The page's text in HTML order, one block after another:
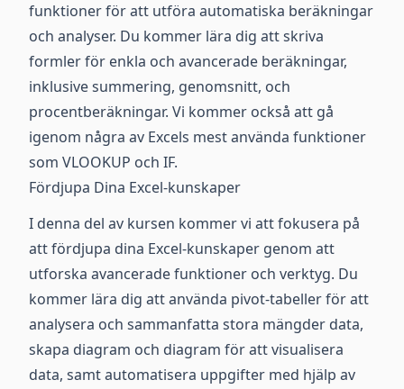
funktioner för att utföra automatiska beräkningar
och analyser. Du kommer lära dig att skriva
formler för enkla och avancerade beräkningar,
inklusive summering, genomsnitt, och
procentberäkningar. Vi kommer också att gå
igenom några av Excels mest använda funktioner
som VLOOKUP och IF.
Fördjupa Dina Excel-kunskaper
I denna del av kursen kommer vi att fokusera på
att fördjupa dina Excel-kunskaper genom att
utforska avancerade funktioner och verktyg. Du
kommer lära dig att använda pivot-tabeller för att
analysera och sammanfatta stora mängder data,
skapa diagram och diagram för att visualisera
data, samt automatisera uppgifter med hjälp av